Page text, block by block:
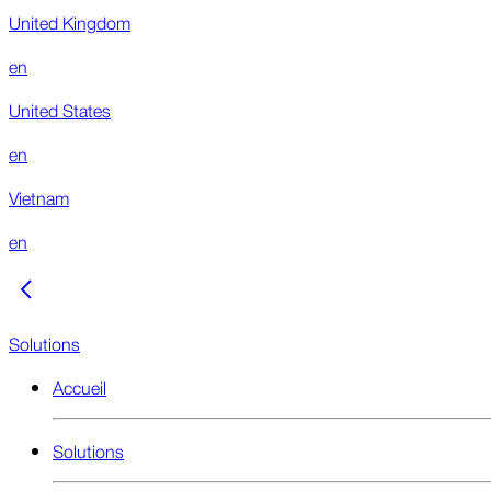
United Kingdom
en
United States
en
Vietnam
en
Solutions
Accueil
Solutions